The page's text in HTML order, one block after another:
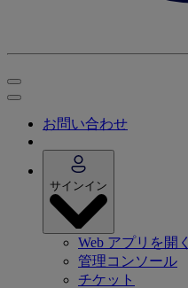
お問い合わせ
サインイン
Web アプリを開く
管理コンソール
チケット